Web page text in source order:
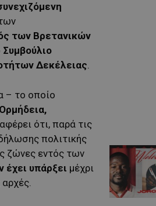
των Βρετανικών
Συμβούλιο
Δεκέλειας.
– το οποίο
Ορμήδεια,
ότι, παρά τις
πολιτικής
ζώνες εντός των
έχει υπάρξει μέχρι